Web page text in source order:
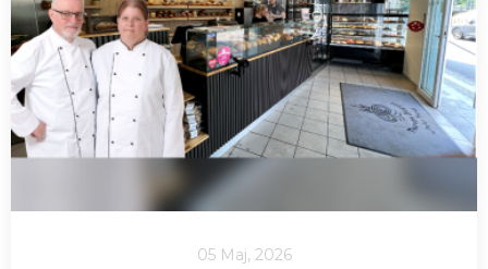
05 Maj, 2026